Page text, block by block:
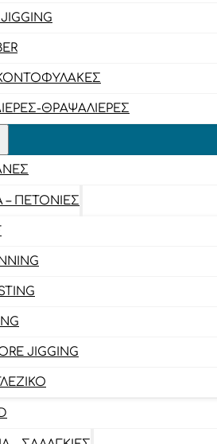
ΘΡΑΨΑΛΙΈΡΕΣ
ΠΕΤΟΝΙΈΣ
JIGGING